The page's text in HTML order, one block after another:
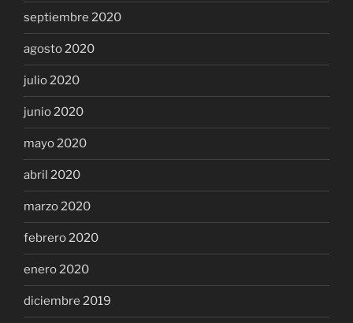
septiembre 2020
agosto 2020
julio 2020
junio 2020
mayo 2020
abril 2020
marzo 2020
febrero 2020
enero 2020
diciembre 2019